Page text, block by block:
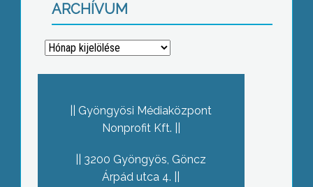
ARCHÍVUM
Archívum
Gyöngyösi Médiaközpont
Nonprofit Kft.
3200 Gyöngyös, Göncz
Árpád utca 4.